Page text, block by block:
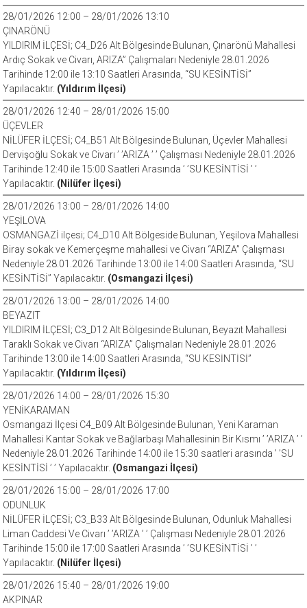
28/01/2026 12:00 – 28/01/2026 13:10
ÇINARÖNÜ
YILDIRIM İLÇESİ; C4_D26 Alt Bölgesinde Bulunan, Çınarönü Mahallesi
Ardıç Sokak ve Civarı, ARIZA” Çalışmaları Nedeniyle 28.01.2026
Tarihinde 12:00 ile 13:10 Saatleri Arasında, “SU KESİNTİSİ”
Yapılacaktır. (Yıldırım İlçesi)
28/01/2026 12:40 – 28/01/2026 15:00
ÜÇEVLER
NİLÜFER İLÇESİ; C4_B51 Alt Bölgesinde Bulunan, Üçevler Mahallesi
Dervişoğlu Sokak ve Civarı ’ ’ARIZA ’ ’ Çalışması Nedeniyle 28.01.2026
Tarihinde 12:40 ile 15:00 Saatleri Arasında ’ ’SU KESİNTİSİ ’ ’
Yapılacaktır. (Nilüfer İlçesi)
28/01/2026 13:00 – 28/01/2026 14:00
YEŞİLOVA
OSMANGAZİ ilçesi; C4_D10 Alt Bölgeside Bulunan, Yeşilova Mahallesi
Biray sokak ve Kemerçeşme mahallesi ve Civarı “ARIZA” Çalışması
Nedeniyle 28.01.2026 Tarihinde 13:00 ile 14:00 Saatleri Arasında, “SU
KESİNTİSİ” Yapılacaktır. (Osmangazi İlçesi)
28/01/2026 13:00 – 28/01/2026 14:00
BEYAZIT
YILDIRIM İLÇESİ; C3_D12 Alt Bölgesinde Bulunan, Beyazıt Mahallesi
Taraklı Sokak ve Civarı “ARIZA” Çalışmaları Nedeniyle 28.01.2026
Tarihinde 13:00 ile 14:00 Saatleri Arasında, “SU KESİNTİSİ”
Yapılacaktır. (Yıldırım İlçesi)
28/01/2026 14:00 – 28/01/2026 15:30
YENİKARAMAN
Osmangazi İlçesi C4_B09 Alt Bölgesinde Bulunan, Yeni Karaman
Mahallesi Kantar Sokak ve Bağlarbaşı Mahallesinin Bir Kısmı ’ ’ARIZA ’ ’
Nedeniyle 28.01.2026 Tarihinde 14:00 ile 15:30 saatleri arasında ’ ’SU
KESİNTİSİ ’ ’ Yapılacaktır. (Osmangazi İlçesi)
28/01/2026 15:00 – 28/01/2026 17:00
ODUNLUK
NİLÜFER İLÇESİ; C3_B33 Alt Bölgesinde Bulunan, Odunluk Mahallesi
Liman Caddesi Ve Civarı ’ ’ARIZA ’ ’ Çalışması Nedeniyle 28.01.2026
Tarihinde 15:00 ile 17:00 Saatleri Arasında ’ ’SU KESİNTİSİ ’ ’
Yapılacaktır. (Nilüfer İlçesi)
28/01/2026 15:40 – 28/01/2026 19:00
AKPINAR